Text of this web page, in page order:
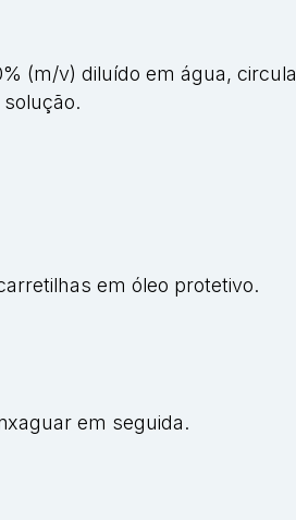
(m/v) diluído em água,
solução.
em óleo protetivo.
em seguida.